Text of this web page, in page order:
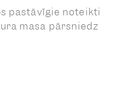
pastāvīgie noteikti
masa pārsniedz